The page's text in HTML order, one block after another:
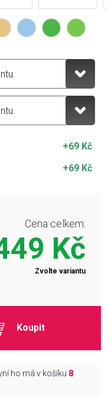
+69 Kč
+69 Kč
Cena celkem:
Kč
Zvolte variantu
Koupit
ho má v košíku 8